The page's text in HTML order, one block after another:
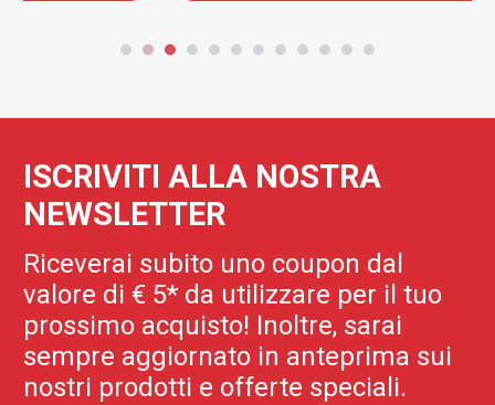
ISCRIVITI ALLA NOSTRA
NEWSLETTER
Riceverai subito uno coupon dal
valore di € 5* da utilizzare per il tuo
prossimo acquisto! Inoltre, sarai
sempre aggiornato in anteprima sui
nostri prodotti e offerte speciali.